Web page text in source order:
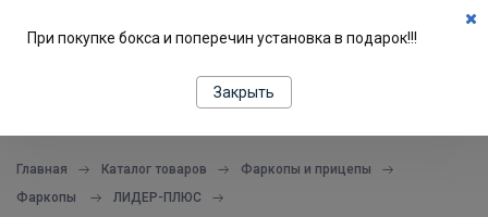
Главная Каталог товаров
Фаркопы и прицепы
Фаркопы
ЛИДЕР-ПЛЮС
При покупке бокса и поперечин установка в подарок!!!
Закрыть